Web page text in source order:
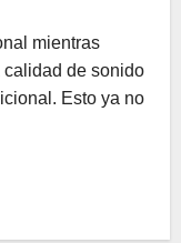
mientras
calidad de sonido
Esto ya no